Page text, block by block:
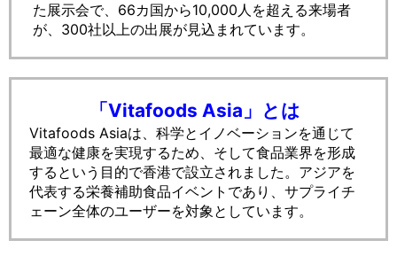
た展示会で、66カ国から10,000人を超える来場者
が、300社以上の出展が見込まれています。
「Vitafoods Asia」とは
Vitafoods Asiaは、科学とイノベーションを通じて
最適な健康を実現するため、そして食品業界を形成
するという目的で香港で設立されました。 アジアを
代表する栄養補助食品イベントであり、 サプライチ
ェーン全体のユーザーを対象としています。